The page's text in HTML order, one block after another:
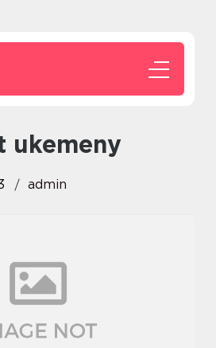
ukemeny
admin